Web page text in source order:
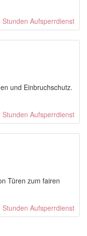
und Einbruchschutz.
Türen zum fairen